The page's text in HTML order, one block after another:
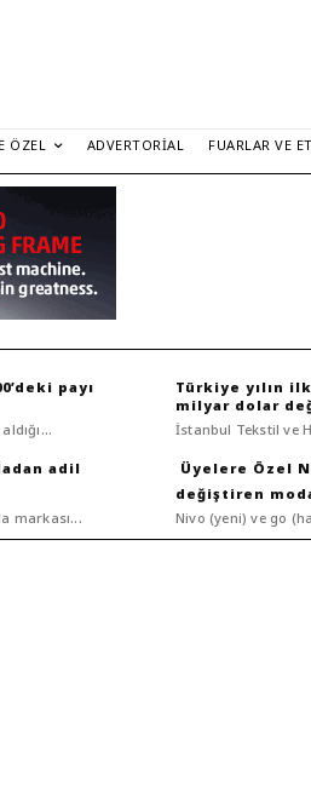
ÖZEL ADVERTORIAL FUARLAR VE
payı
Türkiye yılın
milyar dolar
İstanbul Tekstil ve
adil
markası...
değiştiren
Nivo (yeni) ve go